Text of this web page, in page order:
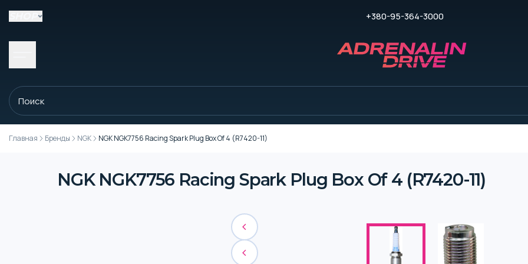
+380-95-364-3000
Главная Бренды NGK NGK NGK7756 Racing Spark Plug Box Of 4 (R7420-11)
NGK NGK7756 Racing Spark Plug Box Of 4 (R7420-11)